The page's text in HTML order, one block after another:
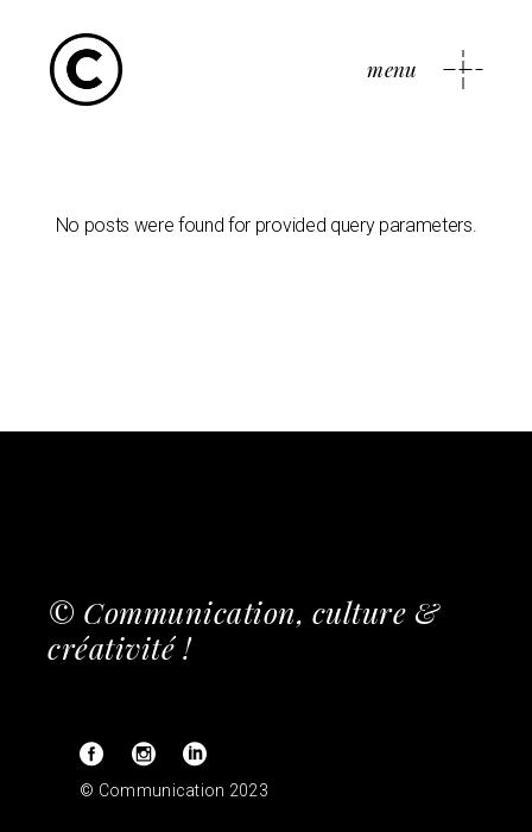
menu
No posts were found for provided query parameters.
© Communication, culture &
créativité !
© Communication 2023